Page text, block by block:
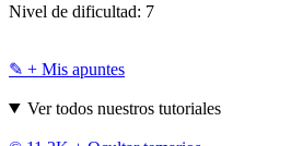
Nivel de dificultad: 7
✎ + Mis apuntes
Ver todos nuestros tutoriales